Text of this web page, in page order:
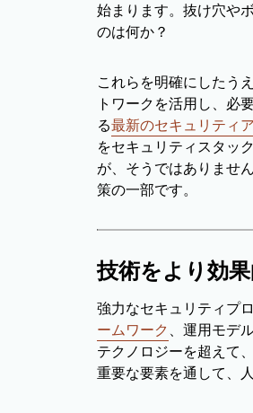
始まります。抜け穴や
のは何か？
これらを明確にしたう
トワークを活用し、必
る最新のセキュリティ
をセキュリティスタッ
が、そうではありませ
策の一部です。
技術をより効
強力なセキュリティプ
ームワーク 、運用モデ
テクノロジーを超えて
重要な要素を通して、